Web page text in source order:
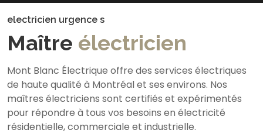
electricien urgence s
Maître électricien
Mont Blanc Électrique offre des services électriques
de haute qualité à Montréal et ses environs. Nos
maîtres électriciens sont certifiés et expérimentés
pour répondre à tous vos besoins en électricité
résidentielle, commerciale et industrielle.